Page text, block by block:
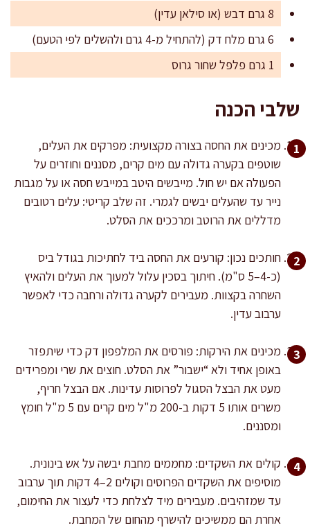
8 גרם דבש (או סילאן עדין)
6 גרם מלח דק (להתחיל מ-4 גרם ולהשלים לפי הטעם)
1 גרם פלפל שחור גרוס
שלבי הכנה
מכינים את החסה בצורה מקצועית: מפרקים את העלים,
שוטפים בקערה גדולה עם מים קרים, מסננים וחוזרים על
הפעולה אם יש חול. מייבשים היטב במייבש חסה או על מגבות
נייר עד שהעלים יבשים לגמרי. זה שלב קריטי: עלים רטובים
מדללים את הרוטב ומרככים את הסלט.
חותכים נכון: קורעים את החסה ביד לחתיכות בגודל ביס
(כ-4–5 ס"מ). חיתוך בסכין עלול למעוך את העלים ולהאיץ
השחרה בקצוות. מעבירים לקערה גדולה ורחבה כדי לאפשר
ערבוב עדין.
מכינים את הירקות: פורסים את המלפפון דק כדי שיתפזר
באופן אחיד ולא “ישבור” את הסלט. חוצים את שרי ומפרידים
מעט את הבצל הסגול לפרוסות עדינות. אם הבצל חריף,
משרים אותו 5 דקות ב-200 מ"ל מים קרים עם 5 מ"ל חומץ
ומסננים.
קולים את השקדים: מחממים מחבת יבשה על אש בינונית.
מוסיפים את השקדים הפרוסים וקולים 2–4 דקות תוך ערבוב
עד שמזהיבים. מעבירים מיד לצלחת כדי לעצור את החימום,
אחרת הם ממשיכים להישרף מהחום של המחבת.